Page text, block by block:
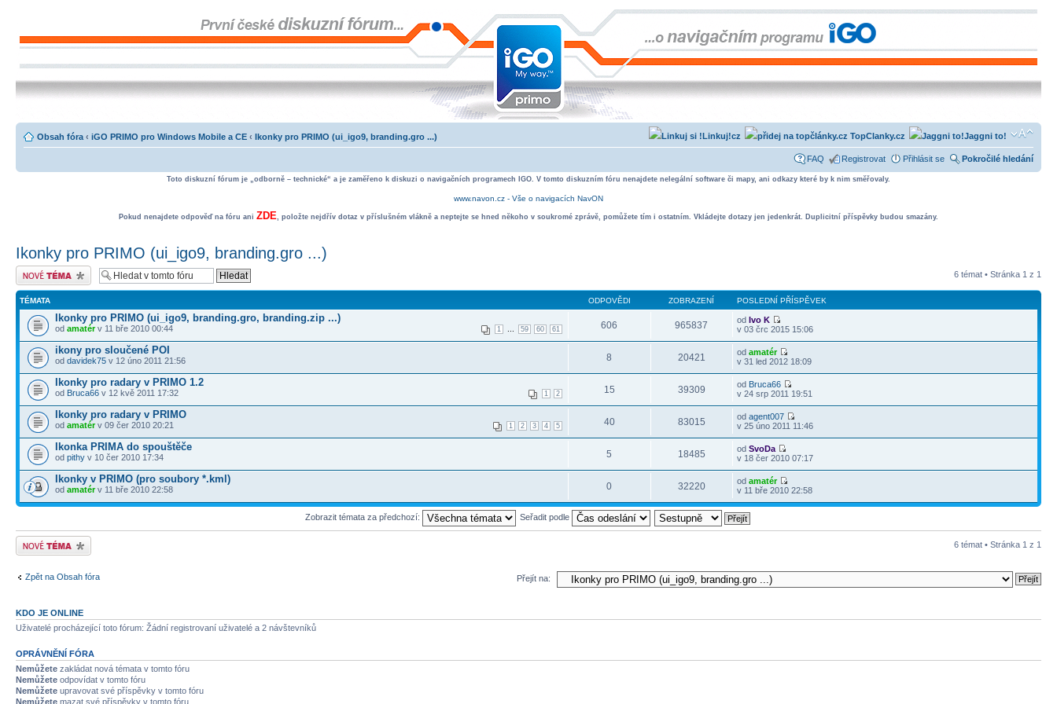
Obsah fóra ‹ iGO PRIMO pro Windows Mobile a CE ‹ Ikonky pro PRIMO (ui_igo9, branding.gro ...) Jaggni to!
TopClanky.cz
Linkuj!cz
FAQ Registrovat Přihlásit se Pokročilé hledání
Toto diskuzní fórum je „odborně – technické“ a je zaměřeno k diskuzi o navigačních programech IGO. V tomto diskuzním fóru nenajdete nelegální software či mapy, ani odkazy které by k nim směřovaly.
www.navon.cz - Vše o navigacích NavON
Pokud nenajdete odpověď na fóru ani ZDE, položte nejdřív dotaz v příslušném vlákně a neptejte se hned někoho v soukromé zprávě, pomůžete tím i ostatním. Vkládejte dotazy jen jedenkrát. Duplicitní příspěvky budou smazány.
Ikonky pro PRIMO (ui_igo9, branding.gro ...)
Odeslat nové téma 6 témat • Stránka 1 z 1
TÉMATA ODPOVĚDI ZOBRAZENÍ POSLEDNÍ PŘÍSPĚVEK
Ikonky pro PRIMO (ui_igo9, branding.gro, branding.zip ...)
1 59 60 61
od amatérv 11 bře 2010 00:44 606 965837 odIvo K
v 03 črc 2015 15:06
ikony pro sloučené POI
od davidek75 v 12 úno 2011 21:56 8 20421 odamatér
v 31 led 2012 18:09
Ikonky pro radary v PRIMO 1.2
1 2
od Bruca66 v 12 kvě 2011 17:32 15 39309 od Bruca66
v 24 srp 2011 19:51
Ikonky pro radary v PRIMO
1 2 3 4 5
od amatérv 09 čer 2010 20:21 40 83015 odagent007
v 25 úno 2011 11:46
Ikonka PRIMA do spouštěče
od pithy v 10 čer 2010 17:34 5 18485 odSvoDa
v 18 čer 2010 07:17
Ikonky v PRIMO (pro soubory *.kml)
od amatérv 11 bře 2010 22:58 0 32220 odamatér
v 11 bře 2010 22:58
Zobrazit témata za předchozí: Seřadit podle
Odeslat nové téma 6 témat • Stránka 1 z 1
Zpět na Obsah fóra Přejít na:
KDO JE ONLINE
Uživatelé procházející toto fórum: Žádní registrovaní uživatelé a 2 návštevníků
OPRÁVNĚNÍ FÓRA
Nemůžete zakládat nová témata v tomto fóru
Nemůžete odpovídat v tomto fóru
Nemůžete upravovat své příspěvky v tomto fóru
Nemůžete mazat své příspěvky v tomto fóru